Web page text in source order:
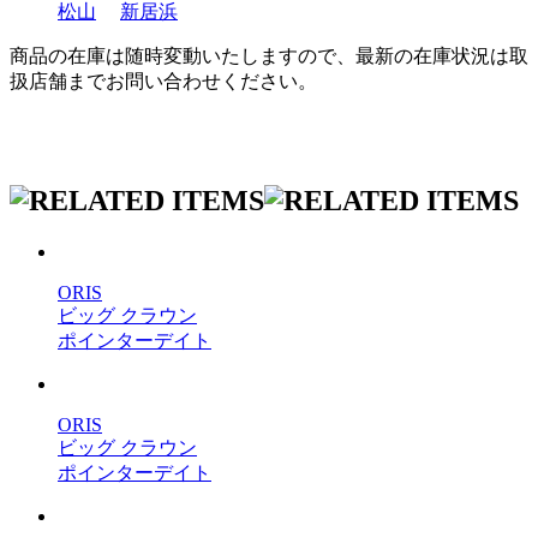
松山 新居浜
商品の在庫は随時変動いたしますので、最新の在庫状況は取
扱店舗までお問い合わせください。
ORIS
ビッグ クラウン
ポインターデイト
ORIS
ビッグ クラウン
ポインターデイト